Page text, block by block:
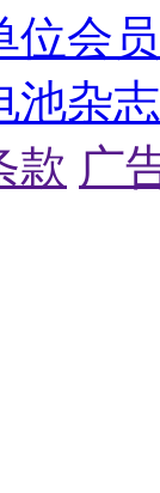
位会
池杂志
款 广